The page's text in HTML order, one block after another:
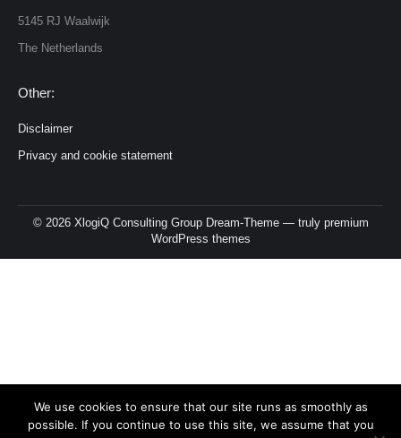
5145 RJ Waalwijk
The Netherlands
Other:
Disclaimer
Privacy and cookie statement
© 2026 XlogiQ Consulting Group Dream-Theme — truly premium
WordPress themes
We use cookies to ensure that our site runs as smoothly as
possible. If you continue to use this site, we assume that you